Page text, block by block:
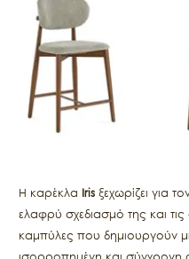
Η καρέκλα Iris ξεχωρίζει για
ελαφρύ σχεδιασμό της και
καμπύλες που δημιουργούν